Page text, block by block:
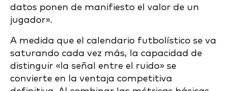
datos ponen de manifiesto el valor de un
jugador».
A medida que el calendario futbolístico se va
saturando cada vez más, la capacidad de
distinguir «la señal entre el ruido» se
convierte en la ventaja competitiva